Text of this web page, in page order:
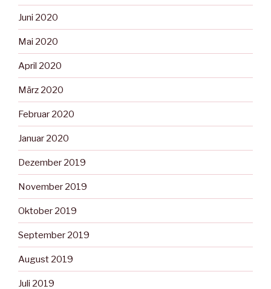
Juni 2020
Mai 2020
April 2020
März 2020
Februar 2020
Januar 2020
Dezember 2019
November 2019
Oktober 2019
September 2019
August 2019
Juli 2019